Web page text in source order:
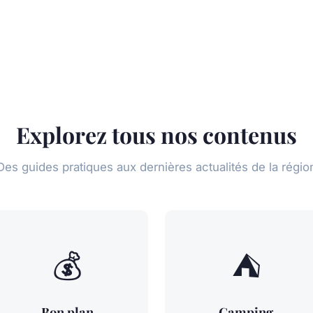
Explorez tous nos contenus
guides pratiques aux dernières actualités de la
💰 ⛺